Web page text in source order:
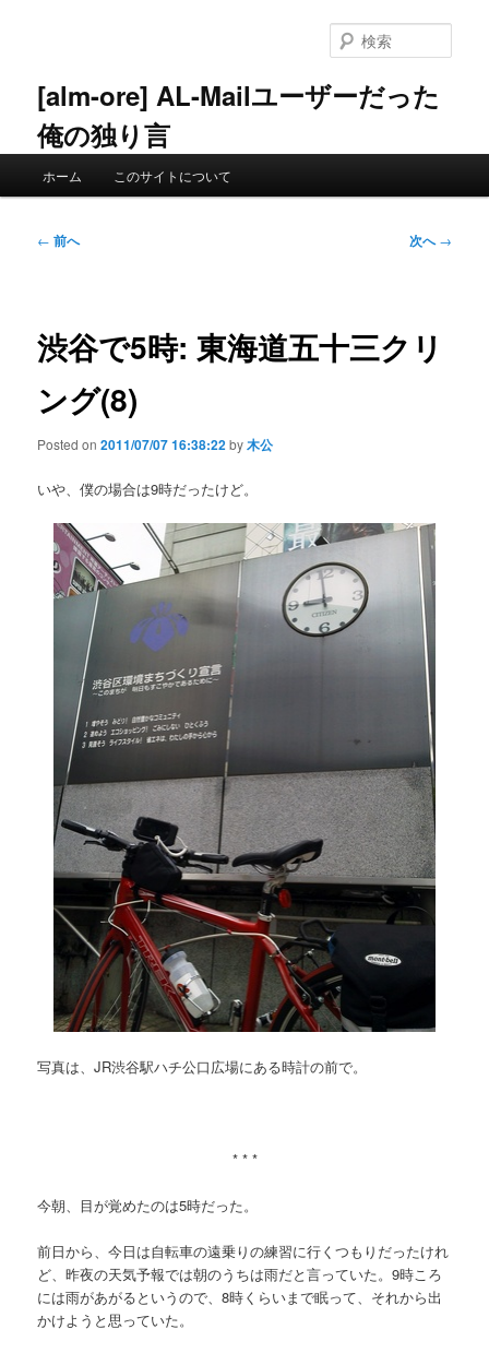
ン
へ
[alm-ore] AL-Mailユーザーだった
俺の独り言
索
ホーム このサイトについて
投
ゲ
ー
ョ
ン
← 前へ 次へ→
渋谷で5時: 東海道五十三クリ
ング(8)
Posted on2011/07/07 16:38:22by木公
いや、僕の場合は9時だったけど。
写真は、JR渋谷駅ハチ公口広場にある時計の前で。
* * *
今朝、目が覚めたのは5時だった。
前日から、今日は自転車の遠乗りの練習に行くつもりだったけれ
ど、昨夜の天気予報では朝のうちは雨だと言っていた。9時ころ
には雨があがるというので、8時くらいまで眠って、それから出
かけようと思っていた。